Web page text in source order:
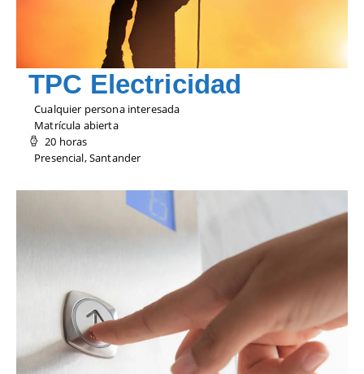
TPC Electricidad
Cualquier persona interesada
Matrícula abierta
20 horas
Presencial, Santander